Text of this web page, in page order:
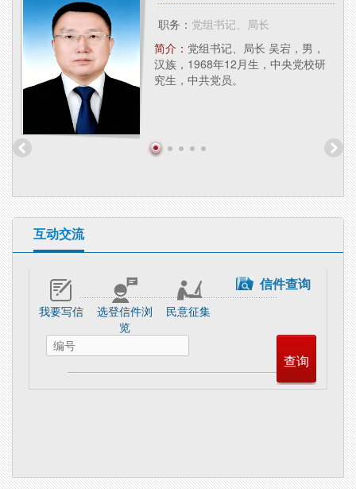
5
职务： 党组书记、局长
简介： 党组书记、局长 吴宕，男，
汉族，1968年12月生，中央党校研
究生，中共党员。
互动交流
我要写信
选登信件浏
览
民意征集
信件查询